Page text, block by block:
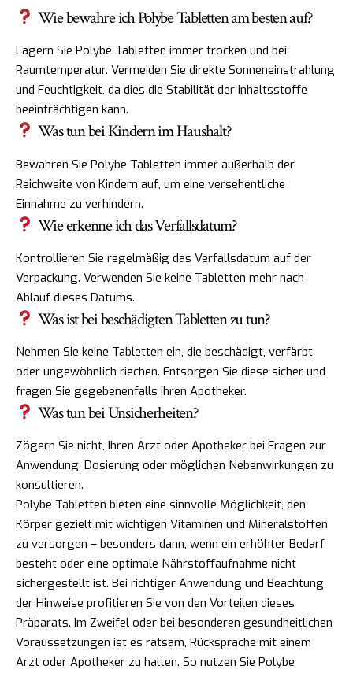
Wie bewahre ich Polybe Tabletten am besten auf?
Lagern Sie Polybe Tabletten immer trocken und bei
Raumtemperatur. Vermeiden Sie direkte Sonneneinstrahlung
und Feuchtigkeit, da dies die Stabilität der Inhaltsstoffe
beeinträchtigen kann.
Was tun bei Kindern im Haushalt?
Bewahren Sie Polybe Tabletten immer außerhalb der
Reichweite von Kindern auf, um eine versehentliche
Einnahme zu verhindern.
Wie erkenne ich das Verfallsdatum?
Kontrollieren Sie regelmäßig das Verfallsdatum auf der
Verpackung. Verwenden Sie keine Tabletten mehr nach
Ablauf dieses Datums.
Was ist bei beschädigten Tabletten zu tun?
Nehmen Sie keine Tabletten ein, die beschädigt, verfärbt
oder ungewöhnlich riechen. Entsorgen Sie diese sicher und
fragen Sie gegebenenfalls Ihren Apotheker.
Was tun bei Unsicherheiten?
Zögern Sie nicht, Ihren Arzt oder Apotheker bei Fragen zur
Anwendung, Dosierung oder möglichen Nebenwirkungen zu
konsultieren.
Polybe Tabletten bieten eine sinnvolle Möglichkeit, den
Körper gezielt mit wichtigen Vitaminen und Mineralstoffen
zu versorgen – besonders dann, wenn ein erhöhter Bedarf
besteht oder eine optimale Nährstoffaufnahme nicht
sichergestellt ist. Bei richtiger Anwendung und Beachtung
der Hinweise profitieren Sie von den Vorteilen dieses
Präparats. Im Zweifel oder bei besonderen gesundheitlichen
Voraussetzungen ist es ratsam, Rücksprache mit einem
Arzt oder Apotheker zu halten. So nutzen Sie Polybe